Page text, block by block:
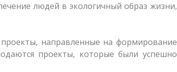
людей в экологичный образ жизни,
направленные на формирование
проекты, которые были успешно